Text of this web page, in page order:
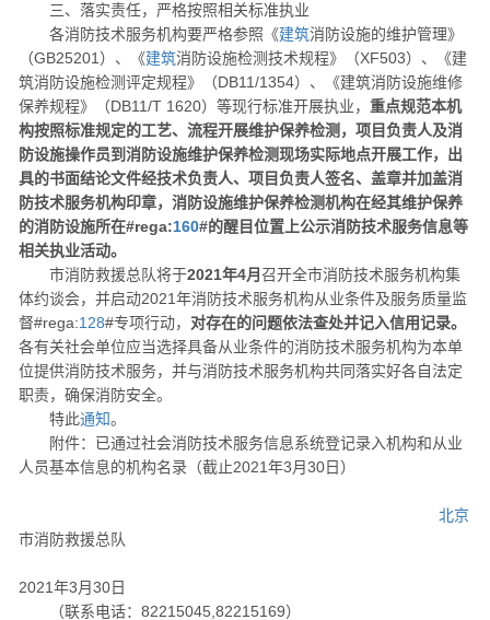
三、落实责任，严格按照相关标准执业
各消防技术服务机构要严格参照《建筑消防设施的维护管理》
（GB25201）、《建筑消防设施检测技术规程》（XF503）、《建
筑消防设施检测评定规程》（DB11/1354）、《建筑消防设施维修
保养规程》（DB11/T 1620）等现行标准开展执业， 重点规范本机
构按照标准规定的工艺、流程开展维护保养检测，项目负责人及消
防设施操作员到消防设施维护保养检测现场实际地点开展工作，出
具的书面结论文件经技术负责人、项目负责人签名、盖章并加盖消
防技术服务机构印章，消防设施维护保养检测机构在经其维护保养
的消防设施所在#rega:160#的醒目位置上公示消防技术服务信息等
相关执业活动。
市消防救援总队将于2021年4月召开全市消防技术服务机构集
体约谈会，并启动2021年消防技术服务机构从业条件及服务质量监
督#rega:128#专项行动， 对存在的问题依法查处并记入信用记录。
各有关社会单位应当选择具备从业条件的消防技术服务机构为本单
位提供消防技术服务，并与消防技术服务机构共同落实好各自法定
职责，确保消防安全。
特此通知。
附件：已通过社会消防技术服务信息系统登记录入机构和从业
人员基本信息的机构名录（截止2021年3月30日）
北京
市消防救援总队
2021年3月30日
（联系电话：82215045,82215169）